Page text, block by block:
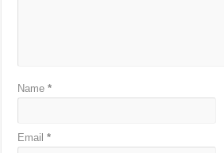
Name*
Email*